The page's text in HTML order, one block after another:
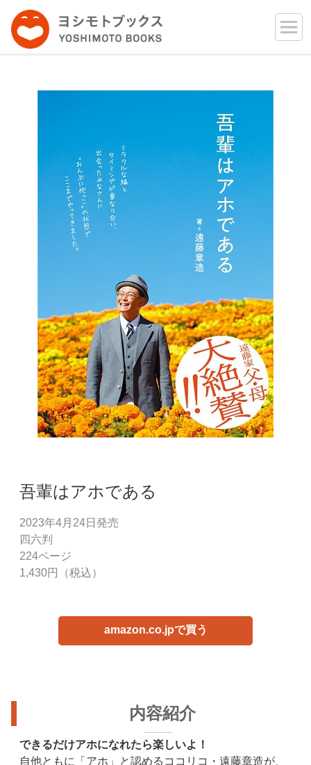
吾輩はアホである
2023年4月24日発売
四六判
224ページ
1,430円（税込）
amazon.co.jpで買う
内容紹介
できるだけアホになれたら楽しいよ！
自他ともに「アホ」と認めるココリコ・遠藤章造が、